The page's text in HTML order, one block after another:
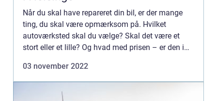
Når du skal have repareret din bil, er der mange
ting, du skal være opmærksom på. Hvilket
autoværksted skal du vælge? Skal det være et
stort eller et lille? Og hvad med prisen – er den i
nogl...
03 november 2022